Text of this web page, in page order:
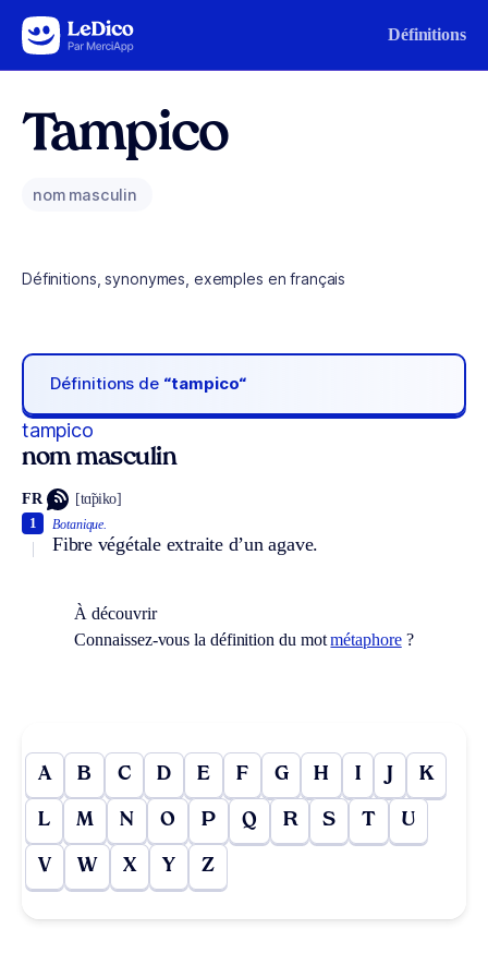
Aller au contenu Définitions
Tampico
nom masculin
Définitions, synonymes, exemples en français
Définitions de “tampico“
tampico
nom masculin
FR [tɑ̃piko]
Botanique.
Fibre végétale extraite d’un agave.
1
À découvrir
Connaissez-vous la définition du motmétaphore?
A B C D E F G H I J K
L M N O P Q R S T U
V W X Y Z